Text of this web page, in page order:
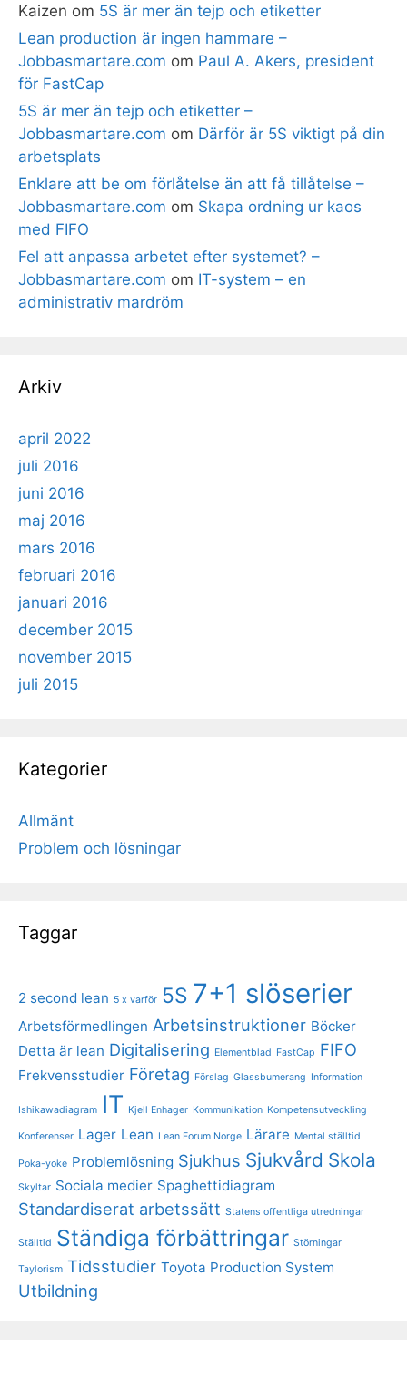
Kaizen om 5S är mer än tejp och etiketter
Lean production är ingen hammare –
Jobbasmartare.com om Paul A. Akers, president
för FastCap
5S är mer än tejp och etiketter –
Jobbasmartare.com om Därför är 5S viktigt på din
arbetsplats
Enklare att be om förlåtelse än att få tillåtelse –
Jobbasmartare.com om Skapa ordning ur kaos
med FIFO
Fel att anpassa arbetet efter systemet? –
Jobbasmartare.com om IT-system – en
administrativ mardröm
Arkiv
april 2022
juli 2016
juni 2016
maj 2016
mars 2016
februari 2016
januari 2016
december 2015
november 2015
juli 2015
Kategorier
Allmänt
Problem och lösningar
Taggar
2 second lean 5 x varför 5S 7+1 slöserier
Arbetsförmedlingen Arbetsinstruktioner Böcker
Detta är lean Digitalisering Elementblad FastCap FIFO
Frekvensstudier Företag Förslag Glassbumerang Information
Ishikawadiagram IT Kjell Enhager Kommunikation Kompetensutveckling
Konferenser Lager Lean Lean Forum Norge Lärare Mental ställtid
Poka-yoke Problemlösning Sjukhus Sjukvård Skola
Skyltar Sociala medier Spaghettidiagram
Standardiserat arbetssätt Statens offentliga utredningar
Ställtid Ständiga förbättringar Störningar
Taylorism Tidsstudier Toyota Production System
Utbildning